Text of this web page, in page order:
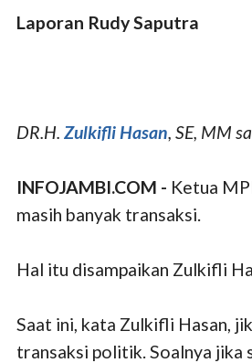
Laporan Rudy Saputra
DR.H. Zulkifli Hasan , SE, MM
INFOJAMBI.COM - Ketua
masih banyak transaksi.
Hal itu disampaikan Zulkifli
Saat ini, kata Zulkifli Hasan,
transaksi politik. Soalnya jika